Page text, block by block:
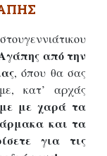
από την
, όπου θα σας
κατ’ αρχάς
με χαρά τα
και τα
για τις